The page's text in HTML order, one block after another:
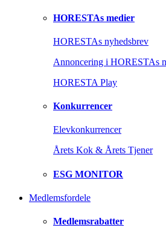
HORESTAs medier
HORESTAs nyhedsbrev
Annoncering i HORESTAs
HORESTA Play
Konkurrencer
Elevkonkurrencer
Årets Kok & Årets Tjener
ESG MONITOR
Medlemsfordele
Medlemsrabatter